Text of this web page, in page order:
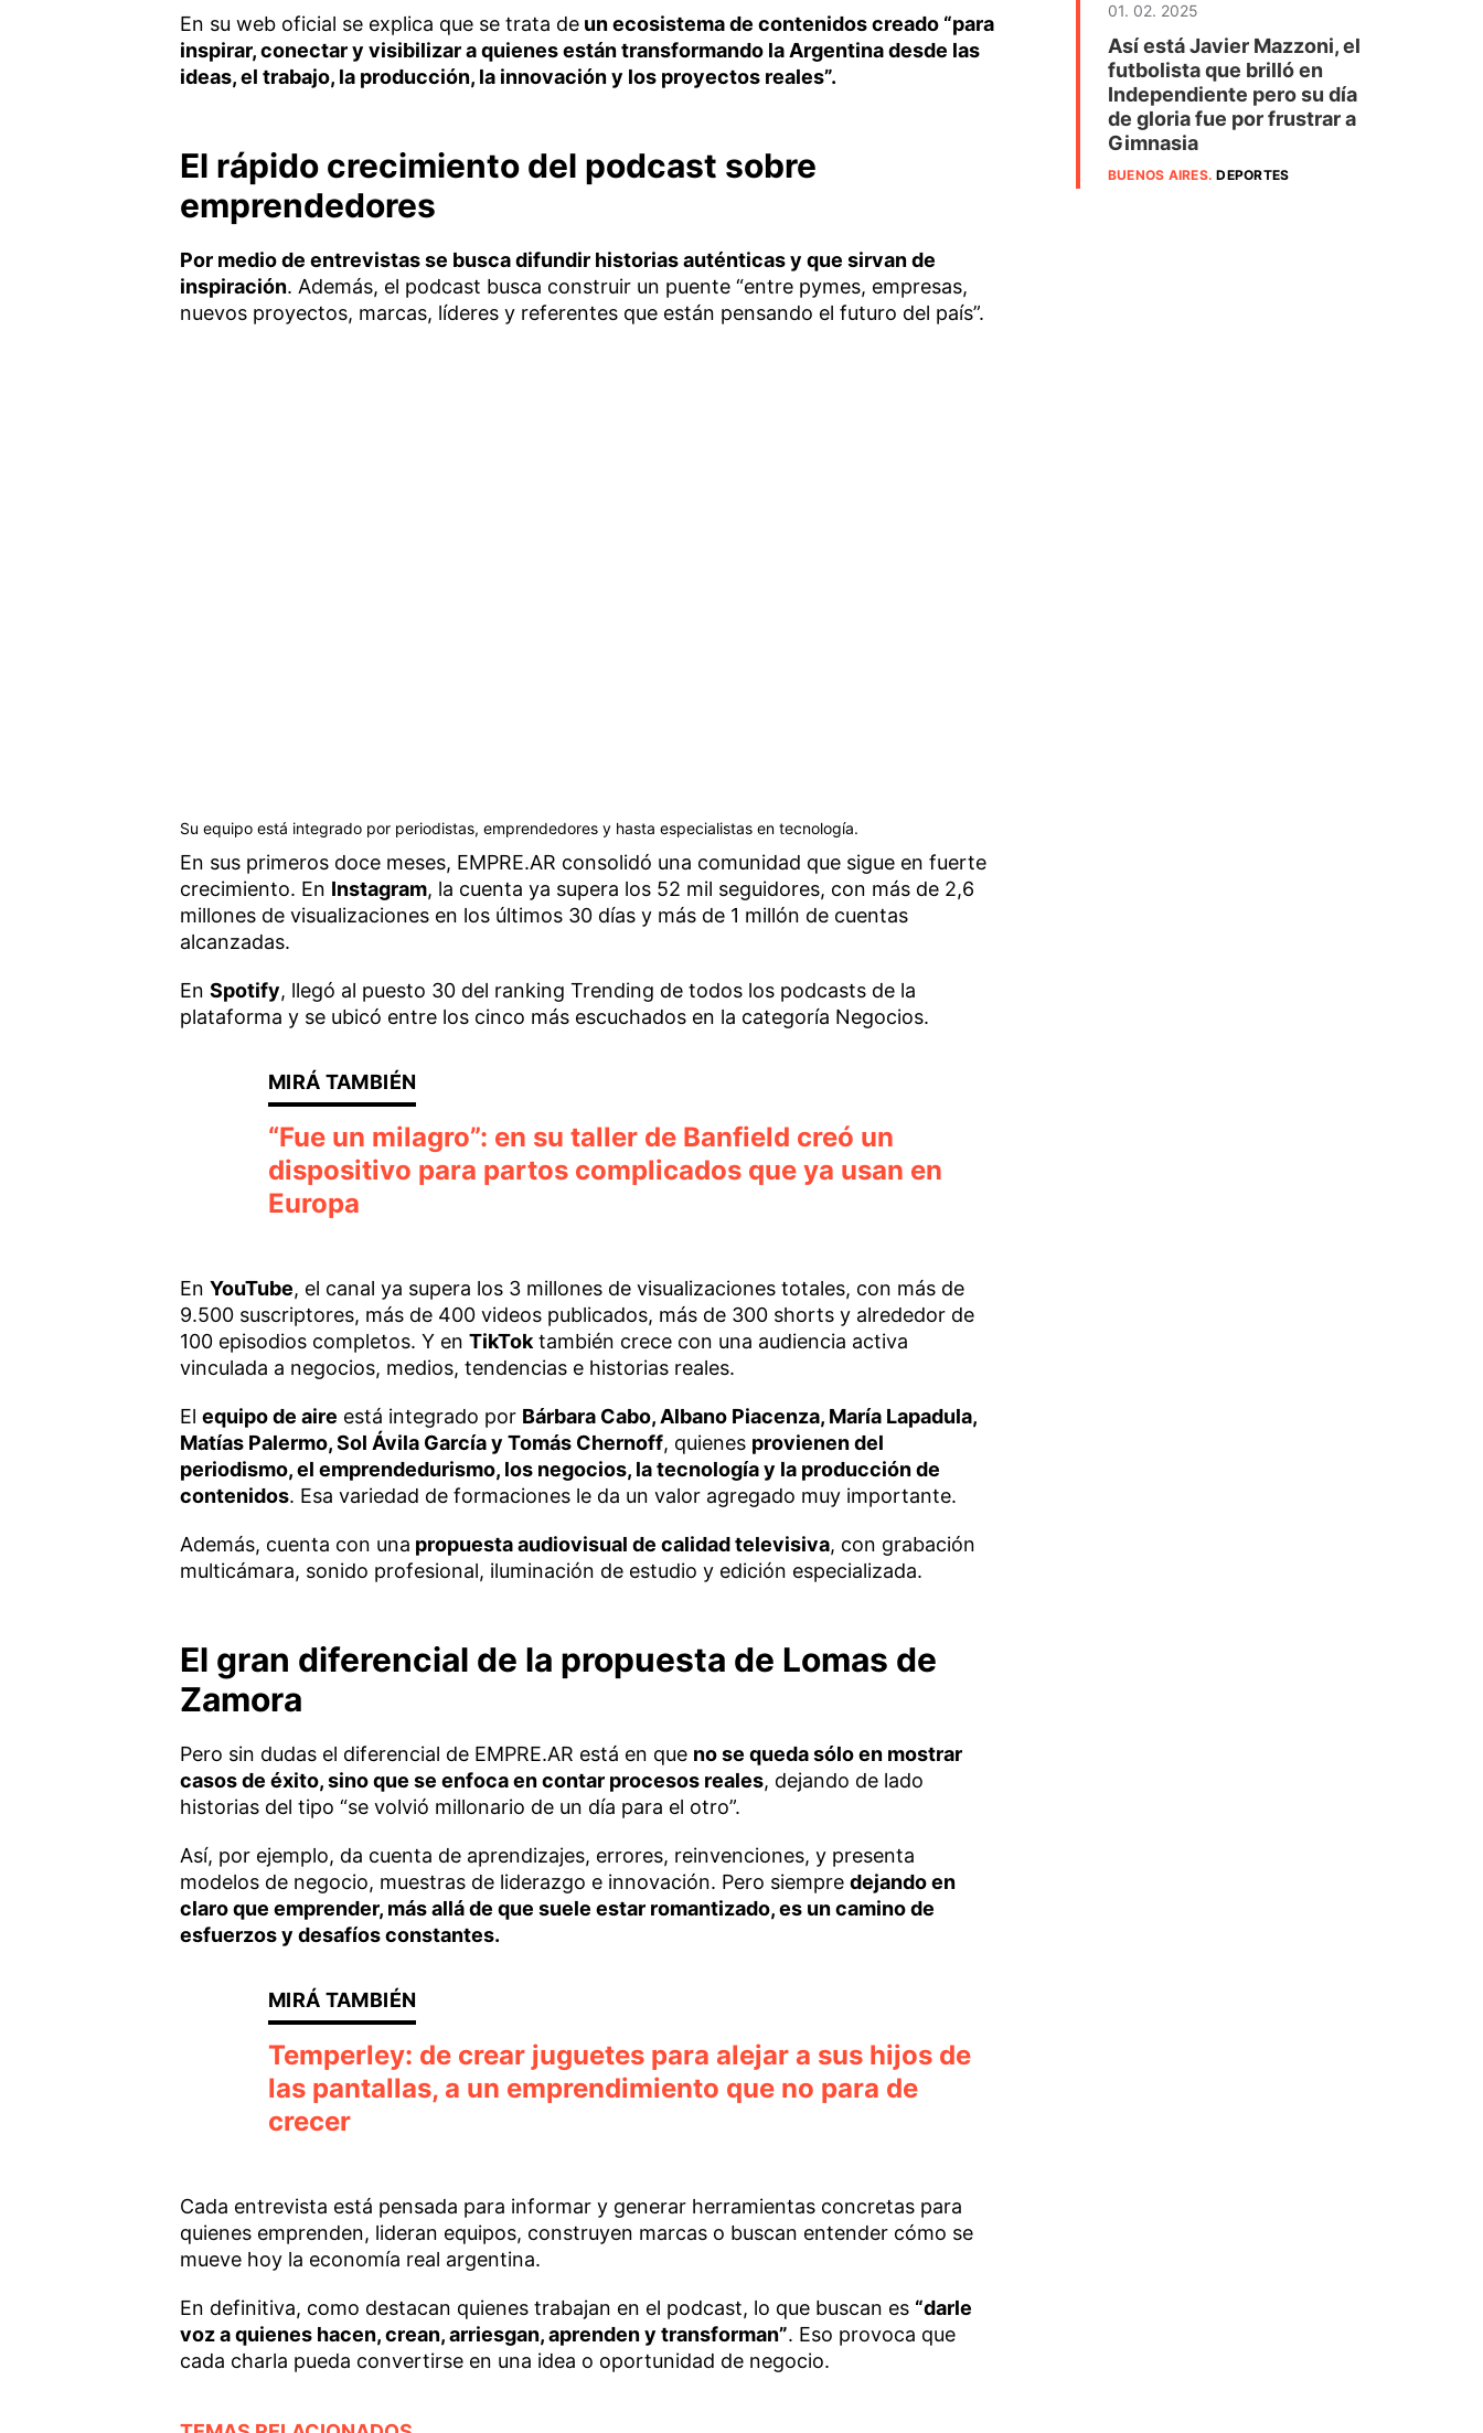
En su web oficial se explica que se trata deun ecosistema de contenidos creado “para
inspirar, conectar y visibilizar a quienes están transformando la Argentina desde las
ideas, el trabajo, la producción, la innovación y los proyectos reales”.
El rápido crecimiento del podcast sobre
emprendedores
Por medio de entrevistas se busca difundir historias auténticas y que sirvan de
inspiración. Además, el podcast busca construir un puente “entre pymes, empresas,
nuevos proyectos, marcas, líderes y referentes que están pensando el futuro del país”.
Su equipo está integrado por periodistas, emprendedores y hasta especialistas en tecnología.
En sus primeros doce meses, EMPRE.AR consolidó una comunidad que sigue en fuerte
crecimiento. En Instagram, la cuenta ya supera los 52 mil seguidores, con más de 2,6
millones de visualizaciones en los últimos 30 días y más de 1 millón de cuentas
alcanzadas.
En Spotify, llegó al puesto 30 del ranking Trending de todos los podcasts de la
plataforma y se ubicó entre los cinco más escuchados en la categoría Negocios.
“Fue un milagro”: en su taller de Banfield creó un
dispositivo para partos complicados que ya usan en
Europa
En YouTube, el canal ya supera los 3 millones de visualizaciones totales, con más de
9.500 suscriptores, más de 400 videos publicados, más de 300 shorts y alrededor de
100 episodios completos. Y en TikToktambién crece con una audiencia activa
vinculada a negocios, medios, tendencias e historias reales.
El equipo de aire está integrado por Bárbara Cabo, Albano Piacenza, María Lapadula,
Matías Palermo, Sol Ávila García y Tomás Chernoff, quienes provienen del
periodismo, el emprendedurismo, los negocios, la tecnología y la producción de
contenidos. Esa variedad de formaciones le da un valor agregado muy importante.
Además, cuenta con una propuesta audiovisual de calidad televisiva, con grabación
multicámara, sonido profesional, iluminación de estudio y edición especializada.
El gran diferencial de la propuesta de Lomas de
Zamora
Pero sin dudas el diferencial de EMPRE.AR está en que no se queda sólo en mostrar
casos de éxito, sino que se enfoca en contar procesos reales, dejando de lado
historias del tipo “se volvió millonario de un día para el otro”.
Así, por ejemplo, da cuenta de aprendizajes, errores, reinvenciones, y presenta
modelos de negocio, muestras de liderazgo e innovación. Pero siempre dejando en
claro que emprender, más allá de que suele estar romantizado, es un camino de
esfuerzos y desafíos constantes.
Temperley: de crear juguetes para alejar a sus hijos de
las pantallas, a un emprendimiento que no para de
crecer
Cada entrevista está pensada para informar y generar herramientas concretas para
quienes emprenden, lideran equipos, construyen marcas o buscan entender cómo se
mueve hoy la economía real argentina.
En definitiva, como destacan quienes trabajan en el podcast, lo que buscan es “darle
voz a quienes hacen, crean, arriesgan, aprenden y transforman”. Eso provoca que
cada charla pueda convertirse en una idea o oportunidad de negocio.
01. 02. 2025
Así está Javier Mazzoni, el
futbolista que brilló en
Independiente pero su día
de gloria fue por frustrar a
Gimnasia
BUENOS AIRES.DEPORTES